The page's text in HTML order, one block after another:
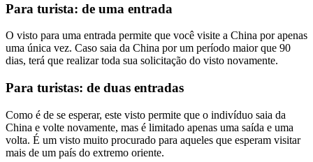
Para turista: de uma entrada
O visto para uma entrada permite que você visite a China por apenas
uma única vez. Caso saia da China por um período maior que 90
dias, terá que realizar toda sua solicitação do visto novamente.
Para turistas: de duas entradas
Como é de se esperar, este visto permite que o indivíduo saia da
China e volte novamente, mas é limitado apenas uma saída e uma
volta. É um visto muito procurado para aqueles que esperam visitar
mais de um país do extremo oriente.